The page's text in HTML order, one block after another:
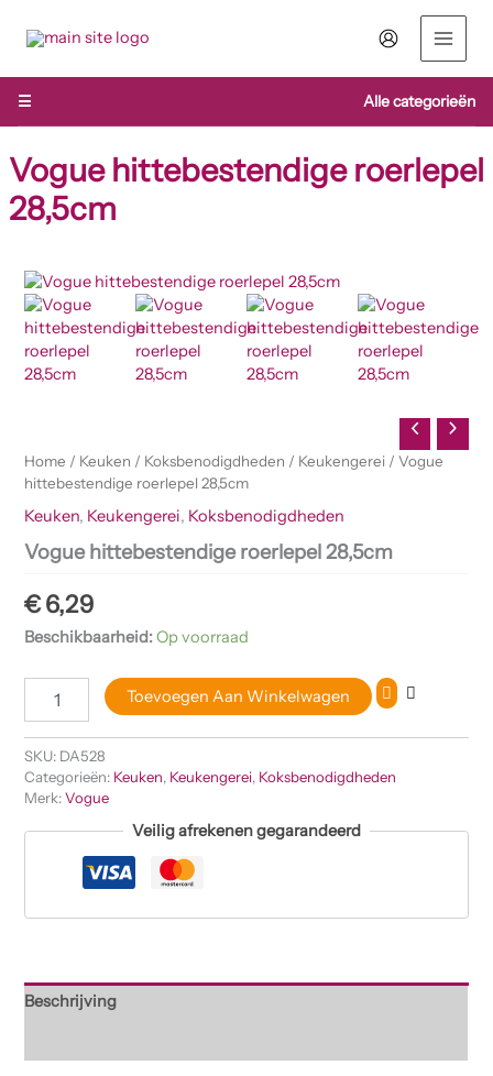
naar
inhoud
☰
Alle categorieën
Vogue hittebestendige roerlepel
28,5cm
Home / Keuken / Koksbenodigdheden / Keukengerei / Vogue
hittebestendige roerlepel 28,5cm
Keuken, Keukengerei, Koksbenodigdheden
Vogue hittebestendige roerlepel 28,5cm
€6,29
Beschikbaarheid:Op voorraad
Vogue
hittebestendige
roerlepel
28,5cm
aantal
Toevoegen Aan Winkelwagen
SKU: DA528
Categorieën: Keuken, Keukengerei, Koksbenodigdheden
Merk:Vogue
Veilig afrekenen gegarandeerd
Beschrijving